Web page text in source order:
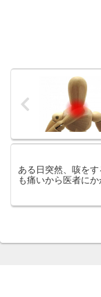
ある日突然、咳を
も痛いから医者にか